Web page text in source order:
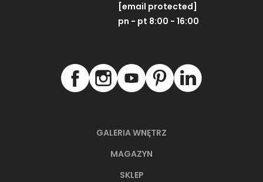
GALERIA WNĘTRZ
MAGAZYN
SKLEP
[email protected]
pn - pt 8:00 - 16:00